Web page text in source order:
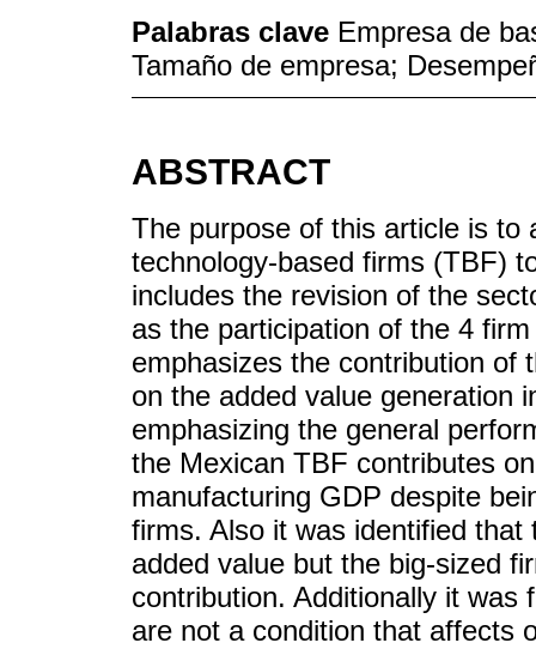
Palabras clave Empresa de
Tamaño de empresa;
ABSTRACT
The purpose of this article is to
technology-based firms (TBF)
includes the revision of the
as the participation of the 4
emphasizes the contribution of
on the added value generation
emphasizing the general
the Mexican TBF contributes
manufacturing GDP despite
firms. Also it was identified
added value but the big-sized
contribution. Additionally it was
are not a condition that affects